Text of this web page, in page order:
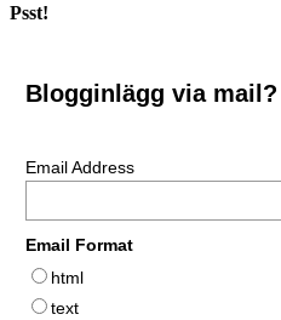
Psst!
Blogginlägg via
Email Address
Email Format
html
text